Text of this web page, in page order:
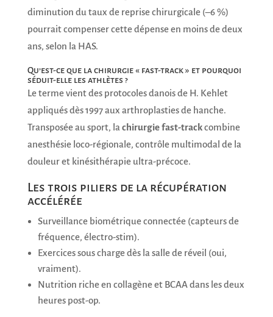
diminution du taux de reprise chirurgicale (–6 %)
pourrait compenser cette dépense en moins de deux
ans, selon la HAS.
Qu’est-ce que la chirurgie « fast-track » et pourquoi
séduit-elle les athlètes ?
Le terme vient des protocoles danois de H. Kehlet
appliqués dès 1997 aux arthroplasties de hanche.
Transposée au sport, la chirurgie fast-trackcombine
anesthésie loco-régionale, contrôle multimodal de la
douleur et kinésithérapie ultra-précoce.
Les trois piliers de la récupération
accélérée
Surveillance biométrique connectée (capteurs de
fréquence, électro-stim).
Exercices sous charge dès la salle de réveil (oui,
vraiment).
Nutrition riche en collagène et BCAA dans les deux
heures post-op.